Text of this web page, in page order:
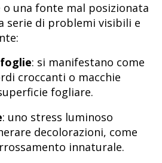
o una fonte mal posizionata
serie di problemi visibili e
: si manifestano come
croccanti o macchie
fogliare.
: uno stress luminoso
decolorazioni, come
innaturale.